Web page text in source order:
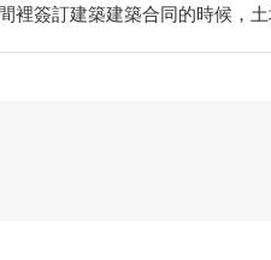
裡簽訂建築建築合同的時候，